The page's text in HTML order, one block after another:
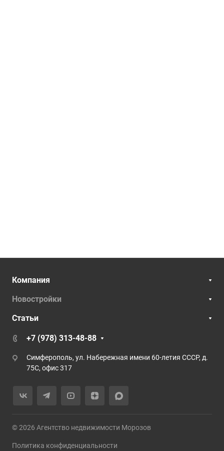
Компания
Новостройки
Статьи
+7 (978) 313-48-88
Симферополь, ул. Набережная имени 60-летия СССР, д.
75С, офис 317
© 2026 Агентство недвижимости Морозов
Политика конфиденциальности